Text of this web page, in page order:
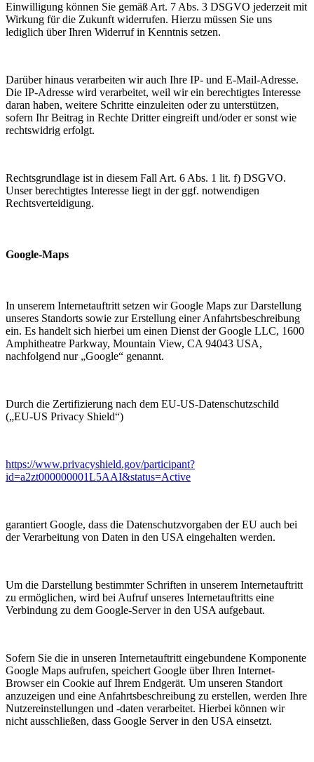
Einwilligung können Sie gemäß Art. 7 Abs. 3 DSGVO jederzeit mit
Wirkung für die Zukunft widerrufen. Hierzu müssen Sie uns
lediglich über Ihren Widerruf in Kenntnis setzen.
Darüber hinaus verarbeiten wir auch Ihre IP- und E-Mail-Adresse.
Die IP-Adresse wird verarbeitet, weil wir ein berechtigtes Interesse
daran haben, weitere Schritte einzuleiten oder zu unterstützen,
sofern Ihr Beitrag in Rechte Dritter eingreift und/oder er sonst wie
rechtswidrig erfolgt.
Rechtsgrundlage ist in diesem Fall Art. 6 Abs. 1 lit. f) DSGVO.
Unser berechtigtes Interesse liegt in der ggf. notwendigen
Rechtsverteidigung.
Google-Maps
In unserem Internetauftritt setzen wir Google Maps zur Darstellung
unseres Standorts sowie zur Erstellung einer Anfahrtsbeschreibung
ein. Es handelt sich hierbei um einen Dienst der Google LLC, 1600
Amphitheatre Parkway, Mountain View, CA 94043 USA,
nachfolgend nur „Google“ genannt.
Durch die Zertifizierung nach dem EU-US-Datenschutzschild
(„EU-US Privacy Shield“)
https://www.privacyshield.gov/participant?
id=a2zt000000001L5AAI&status=Active
garantiert Google, dass die Datenschutzvorgaben der EU auch bei
der Verarbeitung von Daten in den USA eingehalten werden.
Um die Darstellung bestimmter Schriften in unserem Internetauftritt
zu ermöglichen, wird bei Aufruf unseres Internetauftritts eine
Verbindung zu dem Google-Server in den USA aufgebaut.
Sofern Sie die in unseren Internetauftritt eingebundene Komponente
Google Maps aufrufen, speichert Google über Ihren Internet-
Browser ein Cookie auf Ihrem Endgerät. Um unseren Standort
anzuzeigen und eine Anfahrtsbeschreibung zu erstellen, werden Ihre
Nutzereinstellungen und -daten verarbeitet. Hierbei können wir
nicht ausschließen, dass Google Server in den USA einsetzt.